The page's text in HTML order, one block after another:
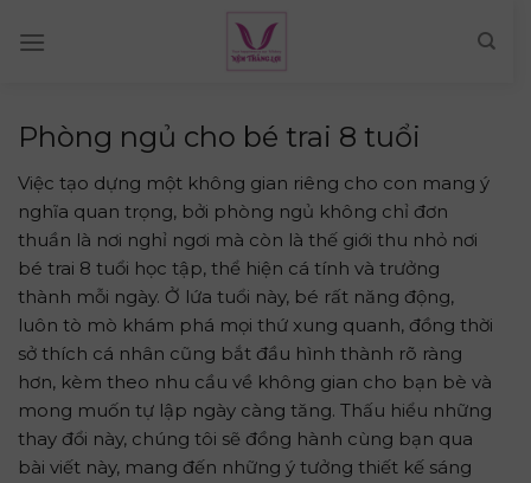
Phòng ngủ cho bé trai 8 tuổi
Việc tạo dựng một không gian riêng cho con mang ý
nghĩa quan trọng, bởi phòng ngủ không chỉ đơn
thuần là nơi nghỉ ngơi mà còn là thế giới thu nhỏ nơi
bé trai 8 tuổi học tập, thể hiện cá tính và trưởng
thành mỗi ngày. Ở lứa tuổi này, bé rất năng động,
luôn tò mò khám phá mọi thứ xung quanh, đồng thời
sở thích cá nhân cũng bắt đầu hình thành rõ ràng
hơn, kèm theo nhu cầu về không gian cho bạn bè và
mong muốn tự lập ngày càng tăng. Thấu hiểu những
thay đổi này, chúng tôi sẽ đồng hành cùng bạn qua
bài viết này, mang đến những ý tưởng thiết kế sáng